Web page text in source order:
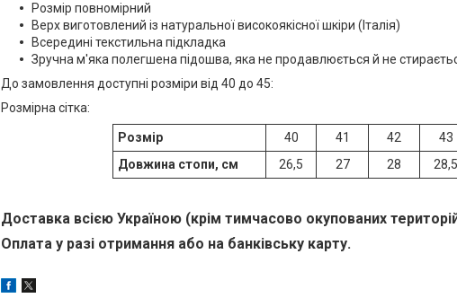
Розмір повномірний
Верх виготовлений із натуральної високоякісної шкіри (Італія)
Всередині текстильна підкладка
Зручна м'яка полегшена підошва, яка не продавлюється й не
До замовлення доступні розміри від 40 до 45:
Розмірна сітка:
Розмір 40 41 42 43
Довжина стопи, см
26,5 27 28 28,5
Доставка всією Україною (крім тимчасово окупованих
Оплата у разі отримання або на банківську карту.